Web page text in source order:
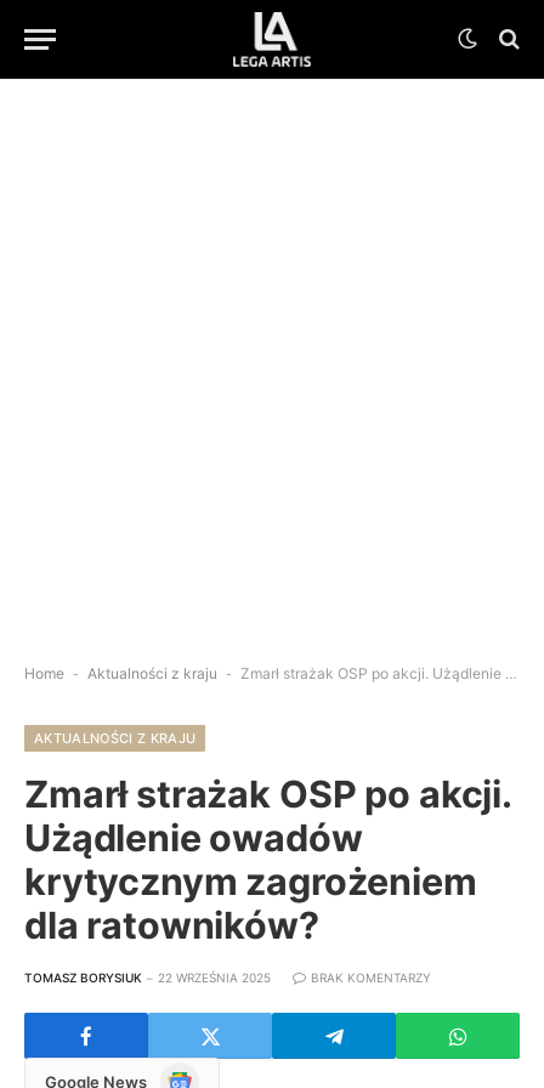
Home - Aktualności z kraju - Zmarł strażak OSP po akcji. Użądlenie owadów krytycznym zagrożeniem dla ratowników?
AKTUALNOŚCI Z KRAJU
Zmarł strażak OSP po akcji.
Użądlenie owadów
krytycznym zagrożeniem
dla ratowników?
TOMASZ BORYSIUK 22 WRZEŚNIA 2025 BRAK KOMENTARZY
Google News Google